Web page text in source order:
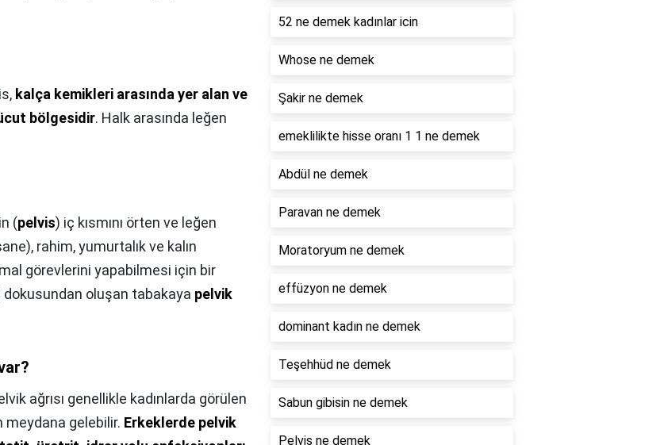
kalça kemikleri arasında yer alan ve
bölgesidir. Halk arasında leğen
(pelvis) iç kısmını örten ve leğen
rahim, yumurtalık ve kalın
görevlerini yapabilmesi için bir
oluşan tabakaya pelvik
ağrısı genellikle kadınlarda görülen
meydana gelebilir. Erkeklerde pelvik
52 ne demek kadınlar icin
Whose ne demek
Şakir ne demek
emeklilikte hisse oranı 1 1 ne demek
Abdül ne demek
Paravan ne demek
Moratoryum ne demek
effüzyon ne demek
dominant kadın ne demek
Teşehhüd ne demek
Sabun gibisin ne demek
Pelvis ne demek